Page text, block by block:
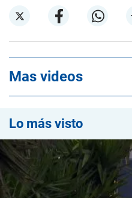
Mas videos
Lo más visto